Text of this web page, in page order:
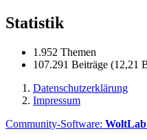
Statistik
1.952 Themen
107.291 Beiträge (12,21
Datenschutzerklärung
Impressum
Community-Software: